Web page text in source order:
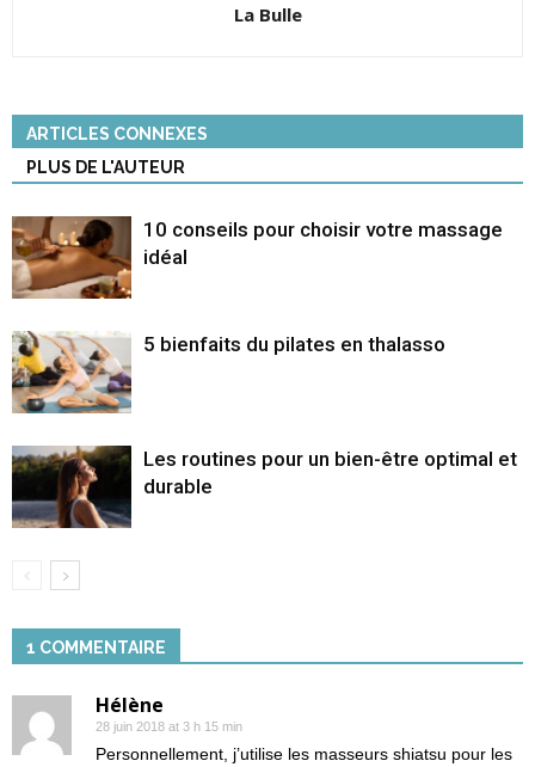
La Bulle
ARTICLES CONNEXES
PLUS DE L'AUTEUR
10 conseils pour choisir votre massage
idéal
5 bienfaits du pilates en thalasso
Les routines pour un bien-être optimal et
durable
1 COMMENTAIRE
Hélène
28 juin 2018 at 3 h 15 min
Personnellement, j’utilise les masseurs shiatsu pour les